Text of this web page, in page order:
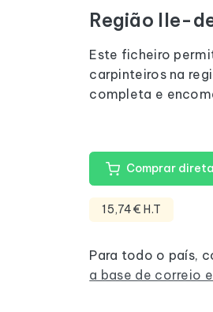
Região Ile-
Este ficheiro
carpinteiros na
completa e
Comprar
15,74€ H.T
Para todo o país,
a base de correio